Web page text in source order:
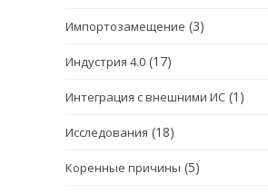
Импортозамещение (3)
Индустрия 4.0 (17)
Интеграция с внешними ИС (1)
Исследования (18)
Коренные причины (5)